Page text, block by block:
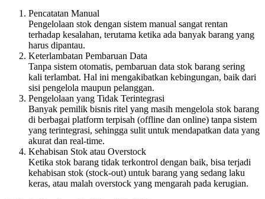
Pencatatan Manual
Pengelolaan stok dengan sistem manual sangat rentan
terhadap kesalahan, terutama ketika ada banyak barang yang
harus dipantau.
Keterlambatan Pembaruan Data
Tanpa sistem otomatis, pembaruan data stok barang sering
kali terlambat. Hal ini mengakibatkan kebingungan, baik dari
sisi pengelola maupun pelanggan.
Pengelolaan yang Tidak Terintegrasi
Banyak pemilik bisnis ritel yang masih mengelola stok barang
di berbagai platform terpisah (offline dan online) tanpa sistem
yang terintegrasi, sehingga sulit untuk mendapatkan data yang
akurat dan real-time.
Kehabisan Stok atau Overstock
Ketika stok barang tidak terkontrol dengan baik, bisa terjadi
kehabisan stok (stock-out) untuk barang yang sedang laku
keras, atau malah overstock yang mengarah pada kerugian.